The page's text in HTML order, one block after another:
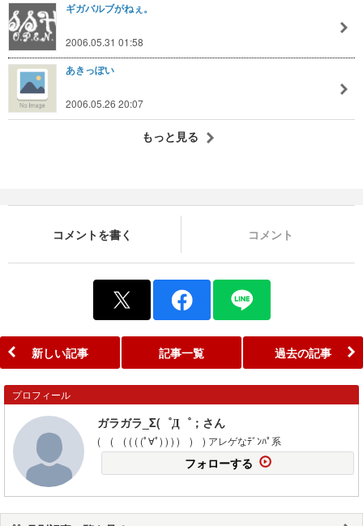
ギガバルブがねぇ。
2006.05.31 01:58
あきっぽい
2006.05.26 20:07
もっと見る
コメントを書く コメント
新しい記事 記事一覧 過去の記事
プロフィール
ガラガラ_Σ(゜Д゜；さん
( ( ( ( ( (ﾟ∀ﾟ) ) ) ) ) ) アレゲなﾃﾞﾝﾊﾟ系
フォローする